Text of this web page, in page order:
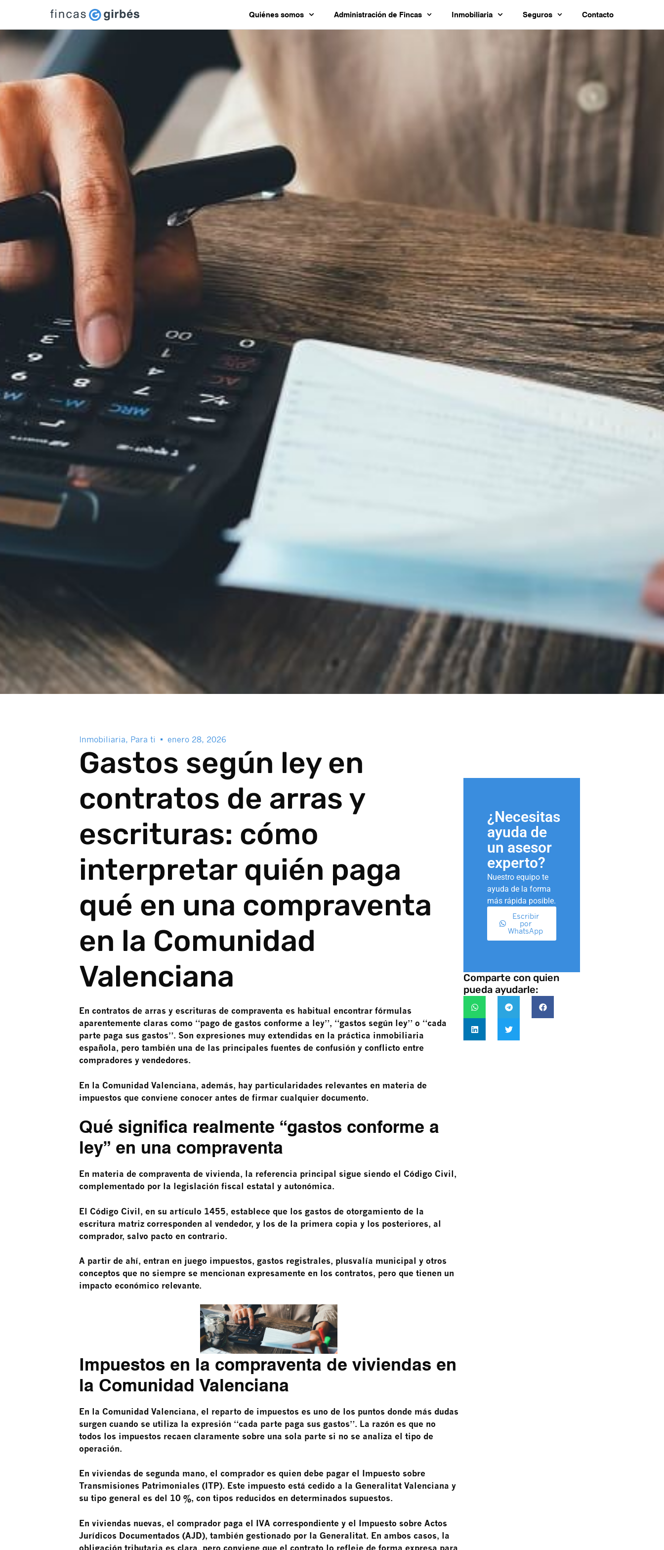
Quiénes somos Administración de Fincas Inmobiliaria Seguros Contacto
Inmobiliaria, Para ti enero 28, 2026
Gastos según ley en
contratos de arras y
escrituras: cómo
interpretar quién paga
qué en una compraventa
en la Comunidad
Valenciana
En contratos de arras y escrituras de compraventa es habitual encontrar fórmulas
aparentemente claras como “pago de gastos conforme a ley”, “gastos según ley” o “cada
parte paga sus gastos”. Son expresiones muy extendidas en la práctica inmobiliaria
española, pero también una de las principales fuentes de confusión y conflicto entre
compradores y vendedores.
En la Comunidad Valenciana, además, hay particularidades relevantes en materia de
impuestos que conviene conocer antes de firmar cualquier documento.
Qué significa realmente “gastos conforme a
ley” en una compraventa
En materia de compraventa de vivienda, la referencia principal sigue siendo el Código Civil,
complementado por la legislación fiscal estatal y autonómica.
El Código Civil, en su artículo 1455, establece que los gastos de otorgamiento de la
escritura matriz corresponden al vendedor, y los de la primera copia y los posteriores, al
comprador, salvo pacto en contrario.
A partir de ahí, entran en juego impuestos, gastos registrales, plusvalía municipal y otros
conceptos que no siempre se mencionan expresamente en los contratos, pero que tienen un
impacto económico relevante.
Impuestos en la compraventa de viviendas en
la Comunidad Valenciana
En la Comunidad Valenciana, el reparto de impuestos es uno de los puntos donde más dudas
surgen cuando se utiliza la expresión “cada parte paga sus gastos”. La razón es que no
todos los impuestos recaen claramente sobre una sola parte si no se analiza el tipo de
operación.
En viviendas de segunda mano, el comprador es quien debe pagar el Impuesto sobre
Transmisiones Patrimoniales (ITP). Este impuesto está cedido a la Generalitat Valenciana y
su tipo general es del 10 %, con tipos reducidos en determinados supuestos.
En viviendas nuevas, el comprador paga el IVA correspondiente y el Impuesto sobre Actos
Jurídicos Documentados (AJD), también gestionado por la Generalitat. En ambos casos, la
obligación tributaria es clara, pero conviene que el contrato lo refleje de forma expresa para
¿Necesitas
ayuda de
un asesor
experto?
Nuestro equipo te
ayuda de la forma
más rápida posible.
Escribir
por
WhatsApp
Comparte con quien
pueda ayudarle: